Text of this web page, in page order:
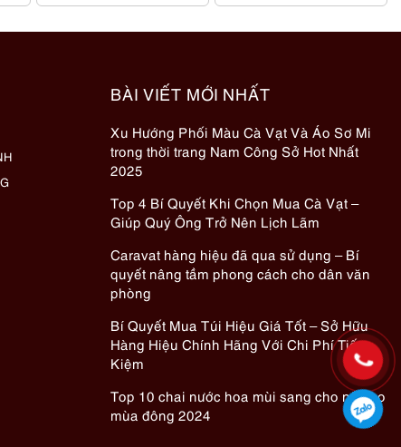
BÀI VIẾT MỚI NHẤT
Xu Hướng Phối Màu Cà Vạt Và Áo Sơ Mi
trong thời trang Nam Công Sở Hot Nhất
2025
Top 4 Bí Quyết Khi Chọn Mua Cà Vạt –
Giúp Quý Ông Trở Nên Lịch Lãm
Caravat hàng hiệu đã qua sử dụng – Bí
quyết nâng tầm phong cách cho dân văn
phòng
Bí Quyết Mua Túi Hiệu Giá Tốt – Sở Hữu
Hàng Hiệu Chính Hãng Với Chi Phí Tiết
Kiệm
Top 10 chai nước hoa mùi sang cho nữ cho
mùa đông 2024